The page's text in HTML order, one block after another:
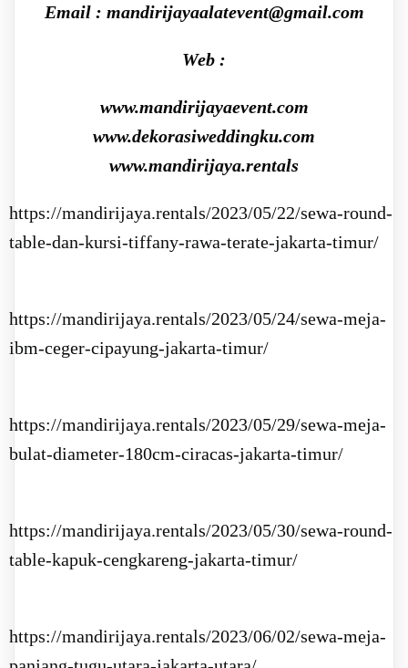
Email : mandirijayaalatevent@gmail.com
Web :
www.mandirijayaevent.com
www.dekorasiweddingku.com
www.mandirijaya.rentals
https://mandirijaya.rentals/2023/05/22/sewa-round-
table-dan-kursi-tiffany-rawa-terate-jakarta-timur/
https://mandirijaya.rentals/2023/05/24/sewa-meja-
ibm-ceger-cipayung-jakarta-timur/
https://mandirijaya.rentals/2023/05/29/sewa-meja-
bulat-diameter-180cm-ciracas-jakarta-timur/
https://mandirijaya.rentals/2023/05/30/sewa-round-
table-kapuk-cengkareng-jakarta-timur/
https://mandirijaya.rentals/2023/06/02/sewa-meja-